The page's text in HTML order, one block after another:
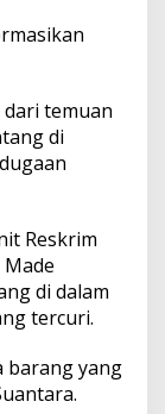
temuan
di
Reskrim
di dalam
tercuri.
barang yang